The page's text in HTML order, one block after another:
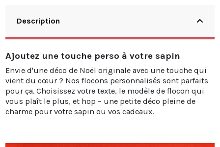
Description
Ajoutez une touche perso à votre sapin
Envie d'une déco de Noël originale avec une touche qui
vient du cœur ? Nos flocons personnalisés sont parfaits
pour ça. Choisissez votre texte, le modèle de flocon qui
vous plaît le plus, et hop – une petite déco pleine de
charme pour votre sapin ou vos cadeaux.